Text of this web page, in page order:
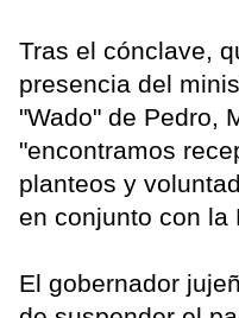
Tras el cónclave,
presencia del
"Wado" de Pedro,
"encontramos
planteos y
en conjunto con la
El gobernador